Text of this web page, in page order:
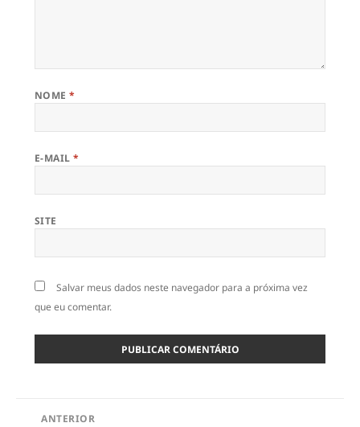
NOME*
E-MAIL*
SITE
Salvar meus dados neste navegador para a próxima vez
que eu comentar.
ANTERIOR